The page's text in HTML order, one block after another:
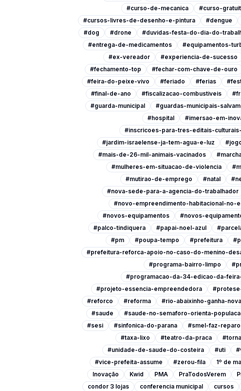
#curso-de-mecanica
#curso-
#cursos-livres-de-desenho-e-pintura
#dengue
#dog
#drone #duvidas-festa-do-dia-do-
#entrega-de-medicamentos
#equipamentos-
#ex-vereador
#experiencia-de-sucesso
#fechamento-top
#fechar-com-chave-de-ouro
#feira-do-peixe-vivo
#feriado #ferias
#final-de-ano
#fiscalizacao-combustiveis
#guarda-municipal
#guardas-municipais-
#hospital
#imersao-em-
#inscricoes-para-tres-editais-
#jardim-israelense-ja-tem-agua-e-luz
#mais-de-26-mil-animais-vacinados
#mulheres-em-situacao-de-violencia
#mutirao-de-emprego
#natal
#nova-sede-para-a-agencia-do-trabalhador
#novo-empreendimento-habitacional-no-
#novos-equipamentos
#novos-
#palco-tindiquera
#papai-noel-azul
#pm
#poupa-tempo #prefeitura
#prefeitura-reforca-apoio-no-caso-do-menino-
#programa-bairro-limpo
#programacao-da-34-edicao-da-
#projeto-essencia-empreendedora
#reforco
#reforma #rio-abaixinho-ganha-
#saude
#saude-no-semaforo-orienta-
#sesi
#sinfonica-do-parana #smel-faz-
#taxa-lixo
#teatro-da-praca
#unidade-de-saude-do-costeira
#uti
#vice-prefeita-assume
#zerou-fila 1º de
Inovação
Kwid PMA PraTodosVerem
condor 3 lojas
conferencia municipal cursos